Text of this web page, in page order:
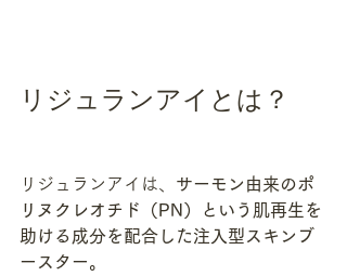
リジュランアイとは？
リジュランアイは、 サーモン由来のポ
リヌクレオチド（PN）という肌再生を
助ける成分を配合した注入型スキンブ
ースター。